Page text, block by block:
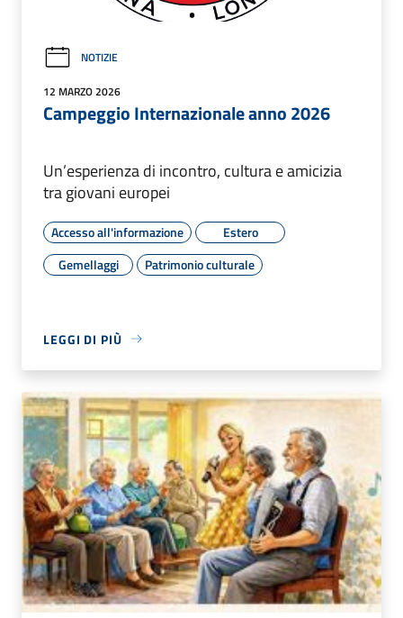
NOTIZIE
12 MARZO 2026
Campeggio Internazionale anno 2026
Un’esperienza di incontro, cultura e amicizia
tra giovani europei
Accesso all'informazione
Estero
Gemellaggi
Patrimonio culturale
LEGGI DI PIÙ